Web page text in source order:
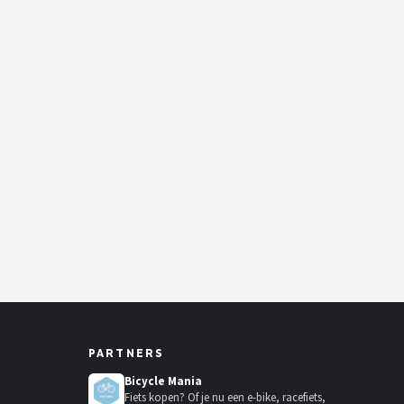
PARTNERS
Bicycle Mania
Fiets kopen? Of je nu een e-bike, racefiets,